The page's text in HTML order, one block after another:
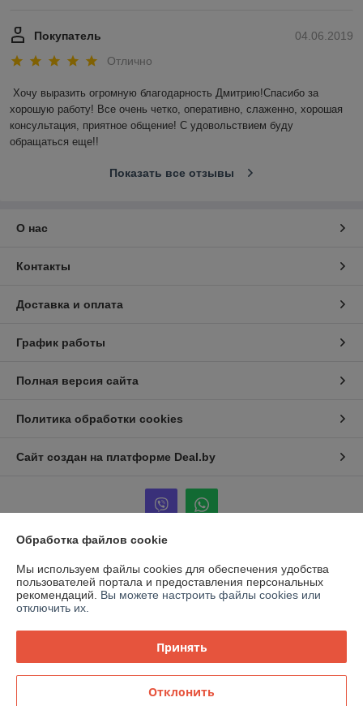
04.06.2019
Покупатель
Отлично
Хочу выразить огромную благодарность Дмитрию!Спасибо за
хорошую работу! Все очень четко, оперативно, слаженно, хорошая
консультация, приятное общение! С удовольствием буду
обращаться еще!!
Показать все отзывы
О нас
Контакты
Доставка и оплата
График работы
Полная версия сайта
Политика обработки cookies
Сайт создан на платформе Deal.by
Информация для покупателя
Юридическое лицо:ООО "Компас-Инвест"
Республика Беларусь, г. Минск, ул.Промышленная 21А,каб. 14
Регистрационный номер ЕГР: 192615445
Регистрационный орган: Мингорисполком
Обработка файлов cookie
Мы используем файлы cookies для обеспечения удобства
пользователей портала и предоставления персональных
рекомендаций. Вы можете настроить файлы cookies или
отключить их.
Принять
Отклонить